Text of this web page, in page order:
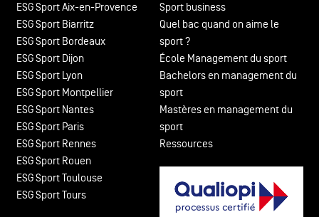
ESG Sport Aix-en-Provence
ESG Sport Biarritz
ESG Sport Bordeaux
ESG Sport Dijon
ESG Sport Lyon
ESG Sport Montpellier
ESG Sport Nantes
ESG Sport Paris
ESG Sport Rennes
ESG Sport Rouen
ESG Sport Toulouse
ESG Sport Tours
Sport business
Quel bac quand on aime le
sport ?
École Management du sport
Bachelors en management du
sport
Mastères en management du
sport
Ressources